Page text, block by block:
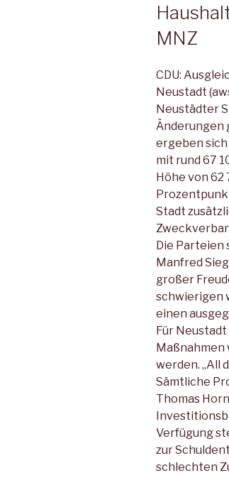
MNZ
CDU:
Neustadt
Neustädter
Änderungen
ergeben sich
mit rund 67
Höhe von 62
Stadt
Die Parteien
Manfred
großer
schwierigen
einen
Für
werden. „All
Sämtliche
Thomas
Verfügung
zur
schlechten